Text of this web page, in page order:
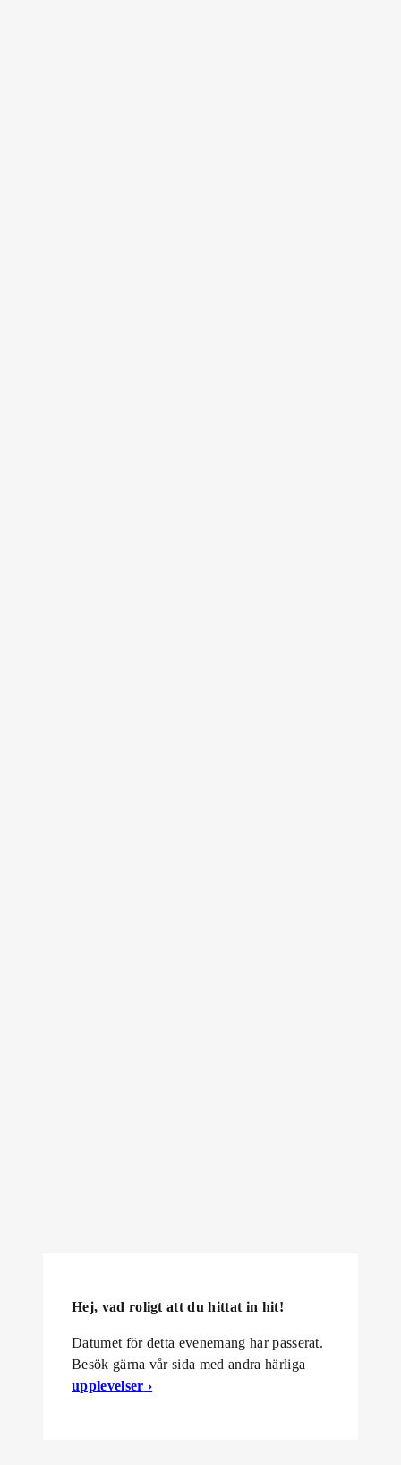
Hej, vad roligt att du hittat in hit!
Datumet för detta evenemang har passerat.
Besök gärna vår sida med andra härliga
upplevelser ›